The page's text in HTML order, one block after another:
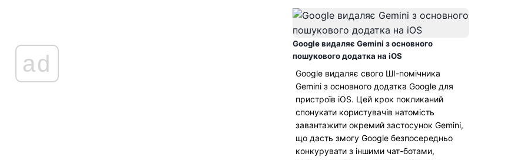
ad
Google видаляє Gemini з основного
пошукового додатка на iOS
Google видаляє свого ШІ-помічника
Gemini з основного додатка Google для
пристроїв iOS. Цей крок покликаний
спонукати користувачів натомість
завантажити окремий застосунок Gemini,
що дасть змогу Google безпосередньо
конкурувати з іншими чат-ботами,